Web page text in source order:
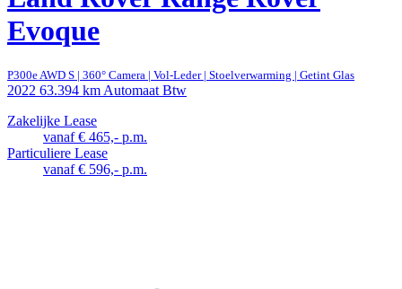
Evoque
P300e AWD S | 360° Camera | Vol-Leder | Stoelverwarming | Getint Glas
2022 63.394 km Automaat Btw
Zakelijke Lease
vanaf € 465,- p.m.
Particuliere Lease
vanaf € 596,- p.m.